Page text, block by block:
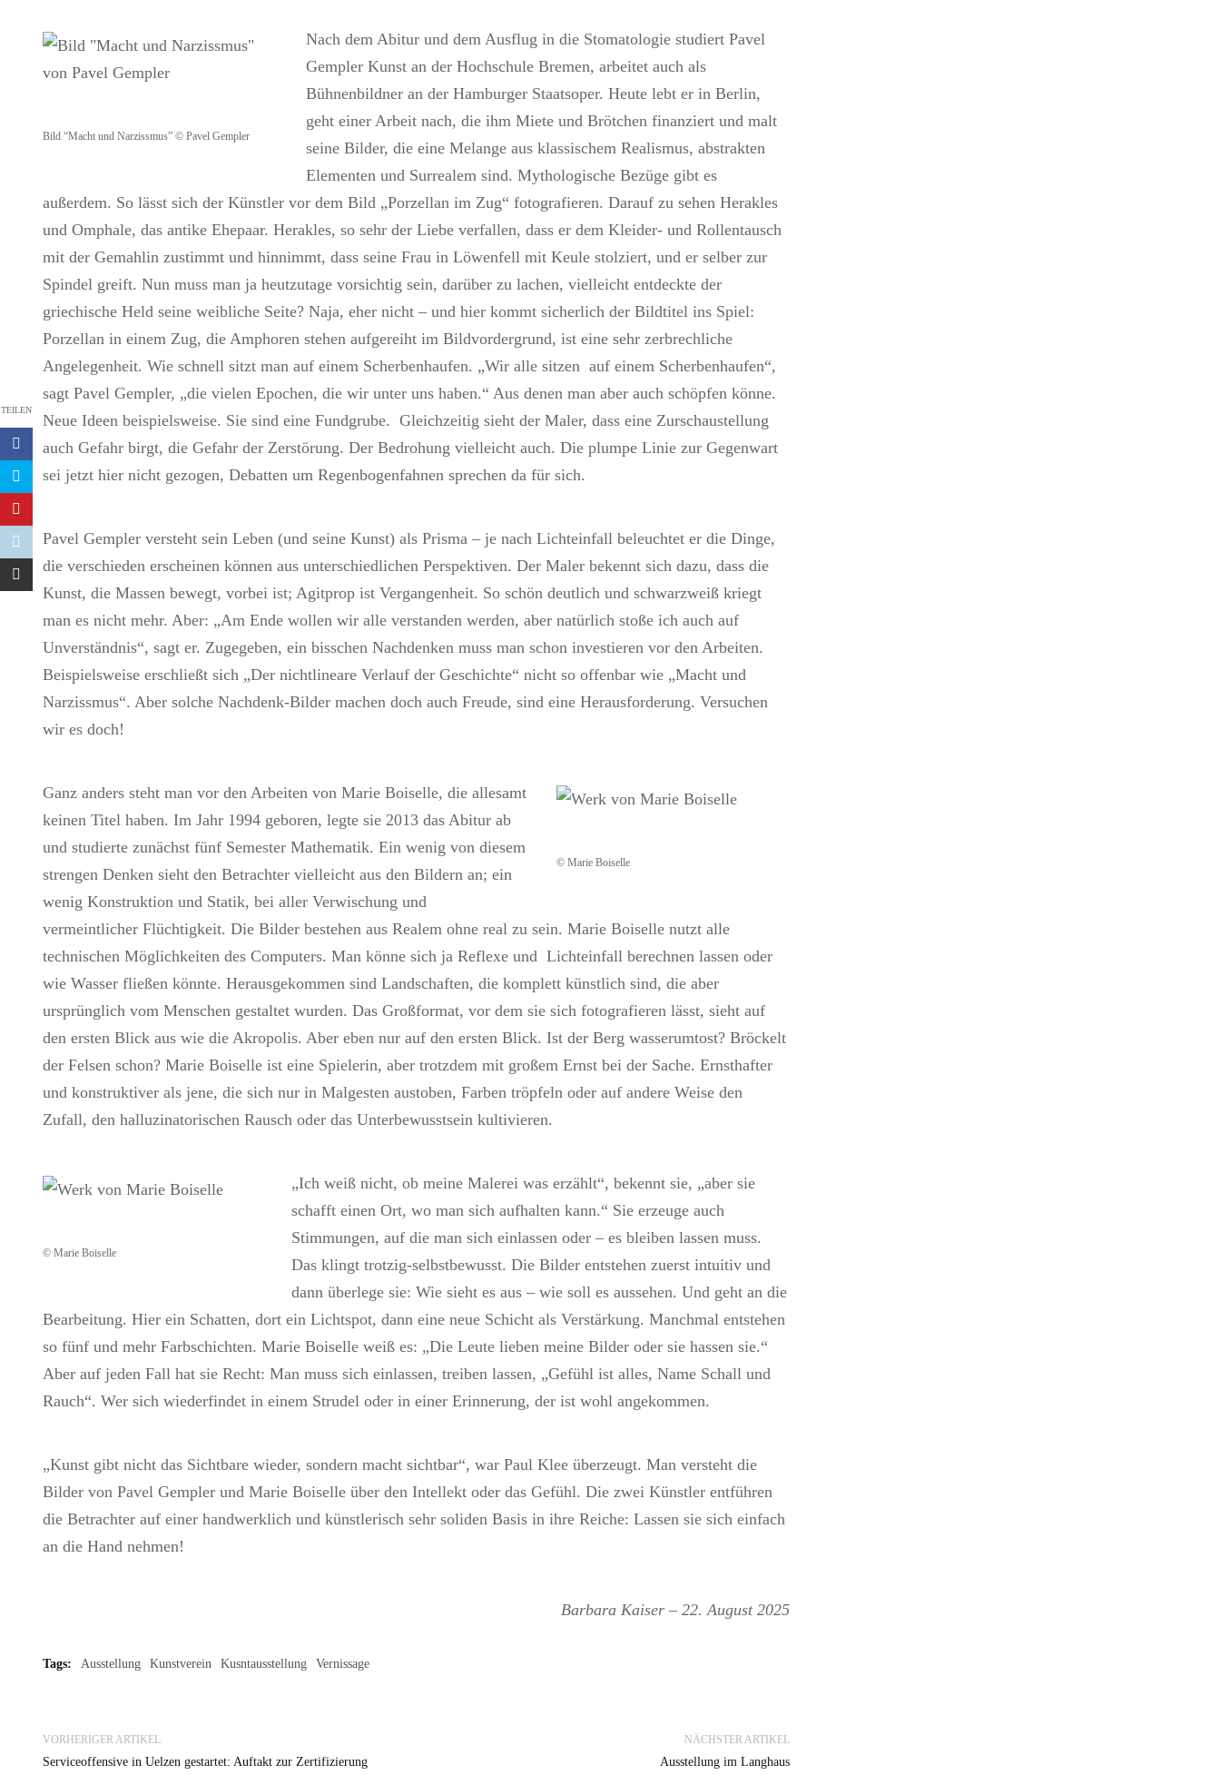
TEILEN
Bild “Macht und Narzissmus” © Pavel Gempler
Nach dem Abitur und dem Ausflug in die Stomatologie studiert Pavel
Gempler Kunst an der Hochschule Bremen, arbeitet auch als
Bühnenbildner an der Hamburger Staatsoper. Heute lebt er in Berlin,
geht einer Arbeit nach, die ihm Miete und Brötchen finanziert und malt
seine Bilder, die eine Melange aus klassischem Realismus, abstrakten
Elementen und Surrealem sind. Mythologische Bezüge gibt es
außerdem. So lässt sich der Künstler vor dem Bild „Porzellan im Zug“ fotografieren. Darauf zu sehen Herakles
und Omphale, das antike Ehepaar. Herakles, so sehr der Liebe verfallen, dass er dem Kleider- und Rollentausch
mit der Gemahlin zustimmt und hinnimmt, dass seine Frau in Löwenfell mit Keule stolziert, und er selber zur
Spindel greift. Nun muss man ja heutzutage vorsichtig sein, darüber zu lachen, vielleicht entdeckte der
griechische Held seine weibliche Seite? Naja, eher nicht – und hier kommt sicherlich der Bildtitel ins Spiel:
Porzellan in einem Zug, die Amphoren stehen aufgereiht im Bildvordergrund, ist eine sehr zerbrechliche
Angelegenheit. Wie schnell sitzt man auf einem Scherbenhaufen. „Wir alle sitzen auf einem Scherbenhaufen“,
sagt Pavel Gempler, „die vielen Epochen, die wir unter uns haben.“ Aus denen man aber auch schöpfen könne.
Neue Ideen beispielsweise. Sie sind eine Fundgrube. Gleichzeitig sieht der Maler, dass eine Zurschaustellung
auch Gefahr birgt, die Gefahr der Zerstörung. Der Bedrohung vielleicht auch. Die plumpe Linie zur Gegenwart
sei jetzt hier nicht gezogen, Debatten um Regenbogenfahnen sprechen da für sich.
Pavel Gempler versteht sein Leben (und seine Kunst) als Prisma – je nach Lichteinfall beleuchtet er die Dinge,
die verschieden erscheinen können aus unterschiedlichen Perspektiven. Der Maler bekennt sich dazu, dass die
Kunst, die Massen bewegt, vorbei ist; Agitprop ist Vergangenheit. So schön deutlich und schwarzweiß kriegt
man es nicht mehr. Aber: „Am Ende wollen wir alle verstanden werden, aber natürlich stoße ich auch auf
Unverständnis“, sagt er. Zugegeben, ein bisschen Nachdenken muss man schon investieren vor den Arbeiten.
Beispielsweise erschließt sich „Der nichtlineare Verlauf der Geschichte“ nicht so offenbar wie „Macht und
Narzissmus“. Aber solche Nachdenk-Bilder machen doch auch Freude, sind eine Herausforderung. Versuchen
wir es doch!
© Marie Boiselle
Ganz anders steht man vor den Arbeiten von Marie Boiselle, die allesamt
keinen Titel haben. Im Jahr 1994 geboren, legte sie 2013 das Abitur ab
und studierte zunächst fünf Semester Mathematik. Ein wenig von diesem
strengen Denken sieht den Betrachter vielleicht aus den Bildern an; ein
wenig Konstruktion und Statik, bei aller Verwischung und
vermeintlicher Flüchtigkeit. Die Bilder bestehen aus Realem ohne real zu sein. Marie Boiselle nutzt alle
technischen Möglichkeiten des Computers. Man könne sich ja Reflexe und Lichteinfall berechnen lassen oder
wie Wasser fließen könnte. Herausgekommen sind Landschaften, die komplett künstlich sind, die aber
ursprünglich vom Menschen gestaltet wurden. Das Großformat, vor dem sie sich fotografieren lässt, sieht auf
den ersten Blick aus wie die Akropolis. Aber eben nur auf den ersten Blick. Ist der Berg wasserumtost? Bröckelt
der Felsen schon? Marie Boiselle ist eine Spielerin, aber trotzdem mit großem Ernst bei der Sache. Ernsthafter
und konstruktiver als jene, die sich nur in Malgesten austoben, Farben tröpfeln oder auf andere Weise den
Zufall, den halluzinatorischen Rausch oder das Unterbewusstsein kultivieren.
© Marie Boiselle
„Ich weiß nicht, ob meine Malerei was erzählt“, bekennt sie, „aber sie
schafft einen Ort, wo man sich aufhalten kann.“ Sie erzeuge auch
Stimmungen, auf die man sich einlassen oder – es bleiben lassen muss.
Das klingt trotzig-selbstbewusst. Die Bilder entstehen zuerst intuitiv und
dann überlege sie: Wie sieht es aus – wie soll es aussehen. Und geht an die
Bearbeitung. Hier ein Schatten, dort ein Lichtspot, dann eine neue Schicht als Verstärkung. Manchmal entstehen
so fünf und mehr Farbschichten. Marie Boiselle weiß es: „Die Leute lieben meine Bilder oder sie hassen sie.“
Aber auf jeden Fall hat sie Recht: Man muss sich einlassen, treiben lassen, „Gefühl ist alles, Name Schall und
Rauch“. Wer sich wiederfindet in einem Strudel oder in einer Erinnerung, der ist wohl angekommen.
„Kunst gibt nicht das Sichtbare wieder, sondern macht sichtbar“, war Paul Klee überzeugt. Man versteht die
Bilder von Pavel Gempler und Marie Boiselle über den Intellekt oder das Gefühl. Die zwei Künstler entführen
die Betrachter auf einer handwerklich und künstlerisch sehr soliden Basis in ihre Reiche: Lassen sie sich einfach
an die Hand nehmen!
Barbara Kaiser – 22. August 2025
Tags: Ausstellung Kunstverein Kusntausstellung Vernissage
VORHERIGER ARTIKEL
Serviceoffensive in Uelzen gestartet: Auftakt zur Zertifizierung
NÄCHSTER ARTIKEL
Ausstellung im Langhaus